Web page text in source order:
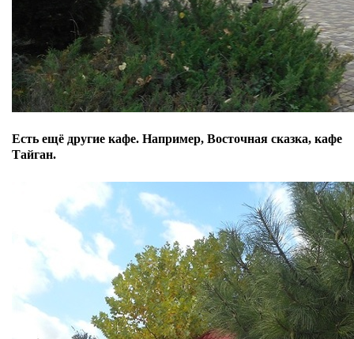
Есть ещё другие кафе. Например, Восточная сказка, кафе
Тайган.